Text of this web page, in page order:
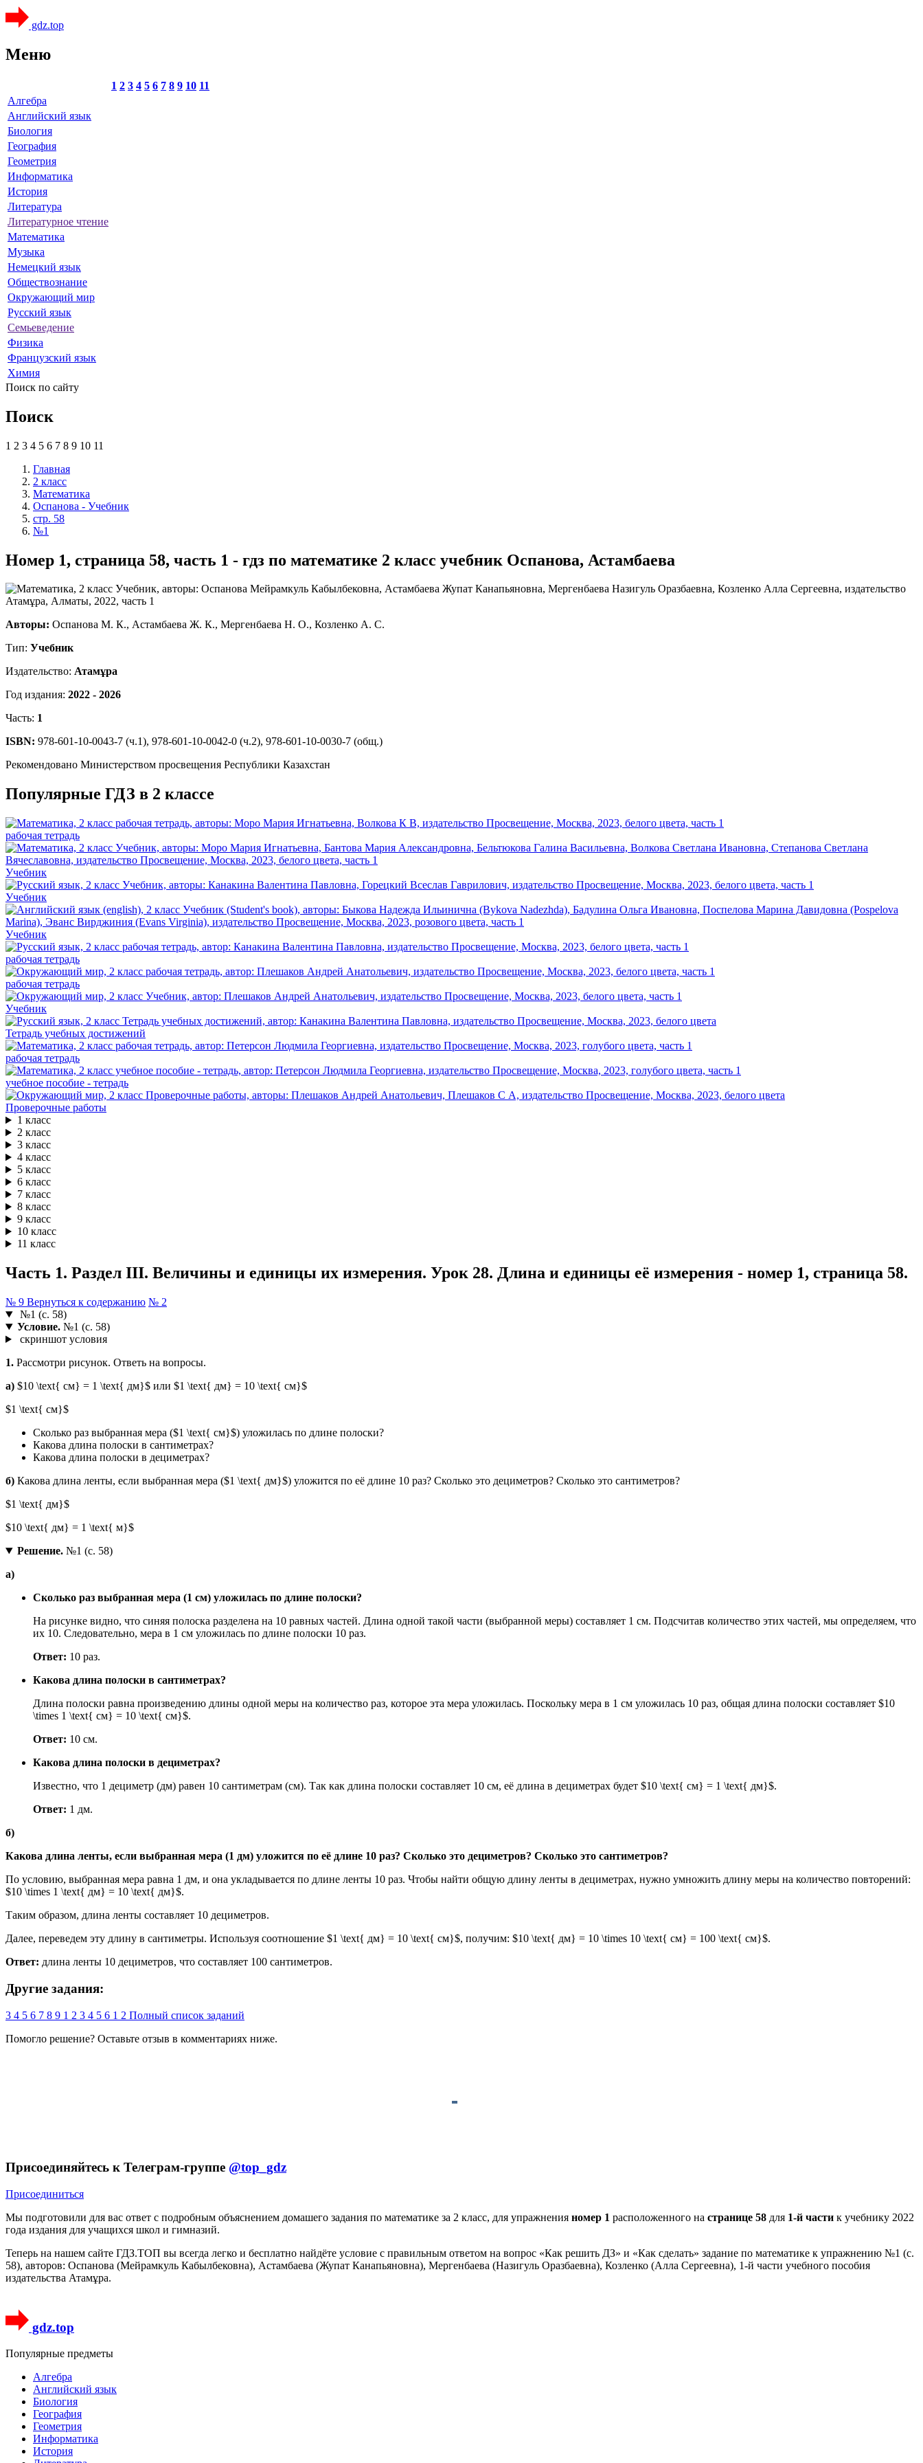
gdz.top
Меню
1 2 3 4 5 6 7 8 9 10 11
Алгебра
Английский язык
Биология
География
Геометрия
Информатика
История
Литература
Литературное чтение
Математика
Музыка
Немецкий язык
Обществознание
Окружающий мир
Русский язык
Семьеведение
Физика
Французский язык
Химия
Поиск по сайту
Поиск
1 2 3 4 5 6 7 8 9 10 11
Главная
2 класс
Математика
Оспанова - Учебник
стр. 58
№1
Номер 1, страница 58, часть 1 - гдз по математике 2 класс учебник Оспанова, Астамбаева
Авторы: Оспанова М. К., Астамбаева Ж. К., Мергенбаева Н. О., Козленко А. С.
Тип: Учебник
Издательство: Атамұра
Год издания: 2022 - 2026
Часть: 1
ISBN: 978-601-10-0043-7 (ч.1), 978-601-10-0042-0 (ч.2), 978-601-10-0030-7 (общ.)
Рекомендовано Министерством просвещения Республики Казахстан
Популярные ГДЗ в 2 классе
рабочая тетрадь
Учебник
Учебник
Учебник
рабочая тетрадь
рабочая тетрадь
Учебник
Тетрадь учебных достижений
рабочая тетрадь
учебное пособие - тетрадь
Проверочные работы
1 класс
2 класс
3 класс
4 класс
5 класс
6 класс
7 класс
8 класс
9 класс
10 класс
11 класс
Часть 1. Раздел III. Величины и единицы их измерения. Урок 28. Длина и единицы её измерения - номер 1, страница 58.
№ 9 Вернуться к содержанию № 2
№1 (с. 58)
Условие.№1 (с. 58)
скриншот условия
1. Рассмотри рисунок. Ответь на вопросы.
а) $10 \text{ см} = 1 \text{ дм}$ или $1 \text{ дм} = 10 \text{ см}$
$1 \text{ см}$
Сколько раз выбранная мера ($1 \text{ см}$) уложилась по длине полоски?
Какова длина полоски в сантиметрах?
Какова длина полоски в дециметрах?
б) Какова длина ленты, если выбранная мера ($1 \text{ дм}$) уложится по её длине 10 раз? Сколько это дециметров? Сколько это сантиметров?
$1 \text{ дм}$
$10 \text{ дм} = 1 \text{ м}$
Решение.№1 (с. 58)
а)
Сколько раз выбранная мера (1 см) уложилась по длине полоски?
На рисунке видно, что синяя полоска разделена на 10 равных частей. Длина одной такой части (выбранной меры) составляет 1 см. Подсчитав количество этих частей, мы определяем, что
их 10. Следовательно, мера в 1 см уложилась по длине полоски 10 раз.
Ответ: 10 раз.
Какова длина полоски в сантиметрах?
Длина полоски равна произведению длины одной меры на количество раз, которое эта мера уложилась. Поскольку мера в 1 см уложилась 10 раз, общая длина полоски составляет $10
\times 1 \text{ см} = 10 \text{ см}$.
Ответ: 10 см.
Какова длина полоски в дециметрах?
Известно, что 1 дециметр (дм) равен 10 сантиметрам (см). Так как длина полоски составляет 10 см, её длина в дециметрах будет $10 \text{ см} = 1 \text{ дм}$.
Ответ: 1 дм.
б)
Какова длина ленты, если выбранная мера (1 дм) уложится по её длине 10 раз? Сколько это дециметров? Сколько это сантиметров?
По условию, выбранная мера равна 1 дм, и она укладывается по длине ленты 10 раз. Чтобы найти общую длину ленты в дециметрах, нужно умножить длину меры на количество повторений:
$10 \times 1 \text{ дм} = 10 \text{ дм}$.
Таким образом, длина ленты составляет 10 дециметров.
Далее, переведем эту длину в сантиметры. Используя соотношение $1 \text{ дм} = 10 \text{ см}$, получим: $10 \text{ дм} = 10 \times 10 \text{ см} = 100 \text{ см}$.
Ответ: длина ленты 10 дециметров, что составляет 100 сантиметров.
Другие задания:
3 4 5 6 7 8 9 1 2 3 4 5 6 1 2 Полный список заданий
Помогло решение? Оставьте отзыв в комментариях ниже.
Присоединяйтесь к Телеграм-группе @top_gdz
Присоединиться
Мы подготовили для вас ответ c подробным объяснением домашего задания по математике за 2 класс, для упражнения номер 1 расположенного на странице 58 для 1-й части к учебнику 2022
года издания для учащихся школ и гимназий.
Теперь на нашем сайте ГДЗ.ТОП вы всегда легко и бесплатно найдёте условие с правильным ответом на вопрос «Как решить ДЗ» и «Как сделать» задание по математике к упражнению №1 (с.
58), авторов: Оспанова (Мейрамкуль Кабылбековна), Астамбаева (Жупат Канапьяновна), Мергенбаева (Назигуль Оразбаевна), Козленко (Алла Сергеевна), 1-й части учебного пособия
издательства Атамұра.
gdz.top
Популярные предметы
Алгебра
Английский язык
Биология
География
Геометрия
Информатика
История